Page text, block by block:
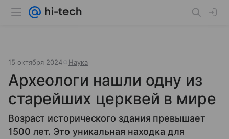
15 октября 2024 Наука
Археологи нашли одну из
старейших церквей в мире
Возраст исторического здания превышает
1500 лет. Это уникальная находка для